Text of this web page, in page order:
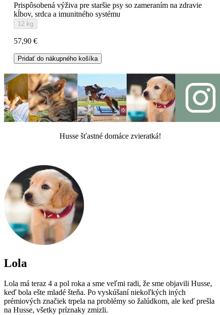
Prispôsobená výživa pre staršie psy so zameraním na zdravie
kĺbov, srdca a imunitného systému
12 kg
57,90 €
Pridať do nákupného košíka
Husse šťastné domáce zvieratká!
Lola
Lola má teraz 4 a pol roka a sme veľmi radi, že sme objavili Husse,
keď bola ešte mladé šteňa. Po vyskúšaní niekoľkých iných
prémiových značiek trpela na problémy so žalúdkom, ale keď prešla
na Husse, všetky príznaky zmizli.